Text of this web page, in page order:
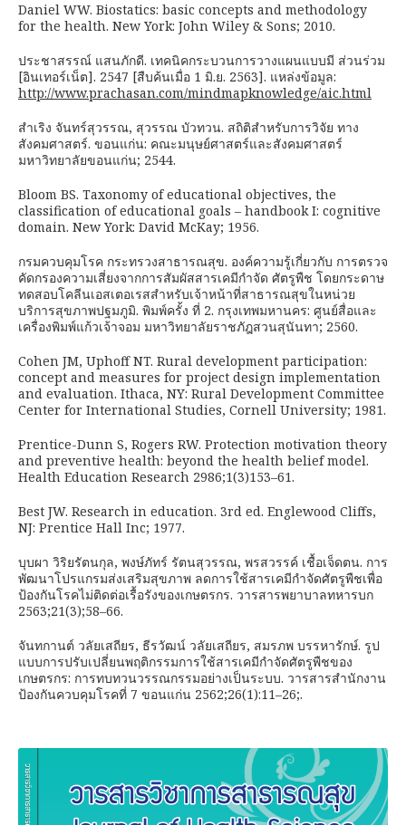
Daniel WW. Biostatics: basic concepts and methodology
for the health. New York: John Wiley & Sons; 2010.
ประชาสรรณ์ แสนภักดี. เทคนิคกระบวนการวางแผนแบบมี ส่วนร่วม
[อินเทอร์เน็ต]. 2547 [สืบค้นเมื่อ 1 มิ.ย. 2563]. แหล่งข้อมูล:
http://www.prachasan.com/mindmapknowledge/aic.html
สำเริง จันทร์สุวรรณ, สุวรรณ บัวทวน. สถิติสำหรับการวิจัย ทาง
สังคมศาสตร์. ขอนแก่น: คณะมนุษย์ศาสตร์และสังคมศาสตร์
มหาวิทยาลัยขอนแก่น; 2544.
Bloom BS. Taxonomy of educational objectives, the
classification of educational goals – handbook I: cognitive
domain. New York: David McKay; 1956.
กรมควบคุมโรค กระทรวงสาธารณสุข. องค์ความรู้เกี่ยวกับ การตรวจ
คัดกรองความเสี่ยงจากการสัมผัสสารเคมีกำจัด ศัตรูพืช โดยกระดาษ
ทดสอบโคลีนเอสเตอเรสสำหรับเจ้าหน้าที่สาธารณสุขในหน่วย
บริการสุขภาพปฐมภูมิ. พิมพ์ครั้ง ที่ 2. กรุงเทพมหานคร: ศูนย์สื่อและ
เครื่องพิมพ์แก้วเจ้าจอม มหาวิทยาลัยราชภัฎสวนสุนันทา; 2560.
Cohen JM, Uphoff NT. Rural development participation:
concept and measures for project design implementation
and evaluation. Ithaca, NY: Rural Development Committee
Center for International Studies, Cornell University; 1981.
Prentice-Dunn S, Rogers RW. Protection motivation theory
and preventive health: beyond the health belief model.
Health Education Research 2986;1(3)153–61.
Best JW. Research in education. 3rd ed. Englewood Cliffs,
NJ: Prentice Hall Inc; 1977.
บุบผา วิริยรัตนกุล, พงษ์ภัทร์ รัตนสุวรรณ, พรสวรรค์ เชื้อเจ็ดตน. การ
พัฒนาโปรแกรมส่งเสริมสุขภาพ ลดการใช้สารเคมีกำจัดศัตรูพืชเพื่อ
ป้องกันโรคไม่ติดต่อเรื้อรังของเกษตรกร. วารสารพยาบาลทหารบก
2563;21(3);58–66.
จันทกานต์ วลัยเสถียร, ธีรวัฒน์ วลัยเสถียร, สมรภพ บรรหารักษ์. รูป
แบบการปรับเปลี่ยนพฤติกรรมการใช้สารเคมีกำจัดศัตรูพืชของ
เกษตรกร: การทบทวนวรรณกรรมอย่างเป็นระบบ. วารสารสำนักงาน
ป้องกันควบคุมโรคที่ 7 ขอนแก่น 2562;26(1):11–26;.